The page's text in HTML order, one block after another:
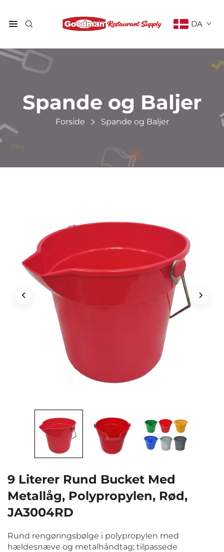
DA
Spande og Baljer
Forside Spande og Baljer
9 Literer Rund Bucket Med
Metallåg, Polypropylen, Rød,
JA3004RD
Rund rengøringsbølge i polypropylen med
hældesnæve og metalhåndtag; tilpassede